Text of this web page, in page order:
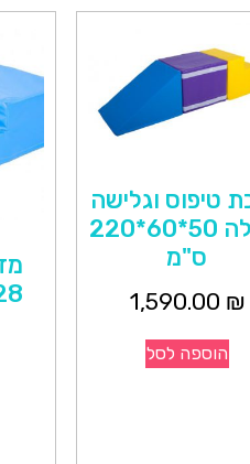
טיפוס וגלישה
גדולה 50*60*220
ס"מ
1,590.00 ₪
הוספה לסל